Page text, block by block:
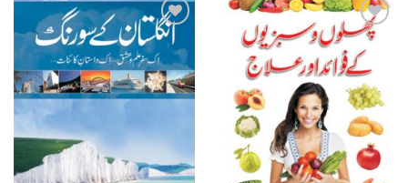
Add to
wishlist
Add to
wishlist